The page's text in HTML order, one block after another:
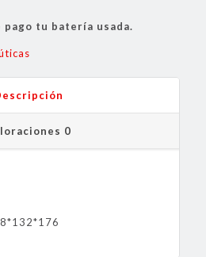
pago tu batería usada.
0